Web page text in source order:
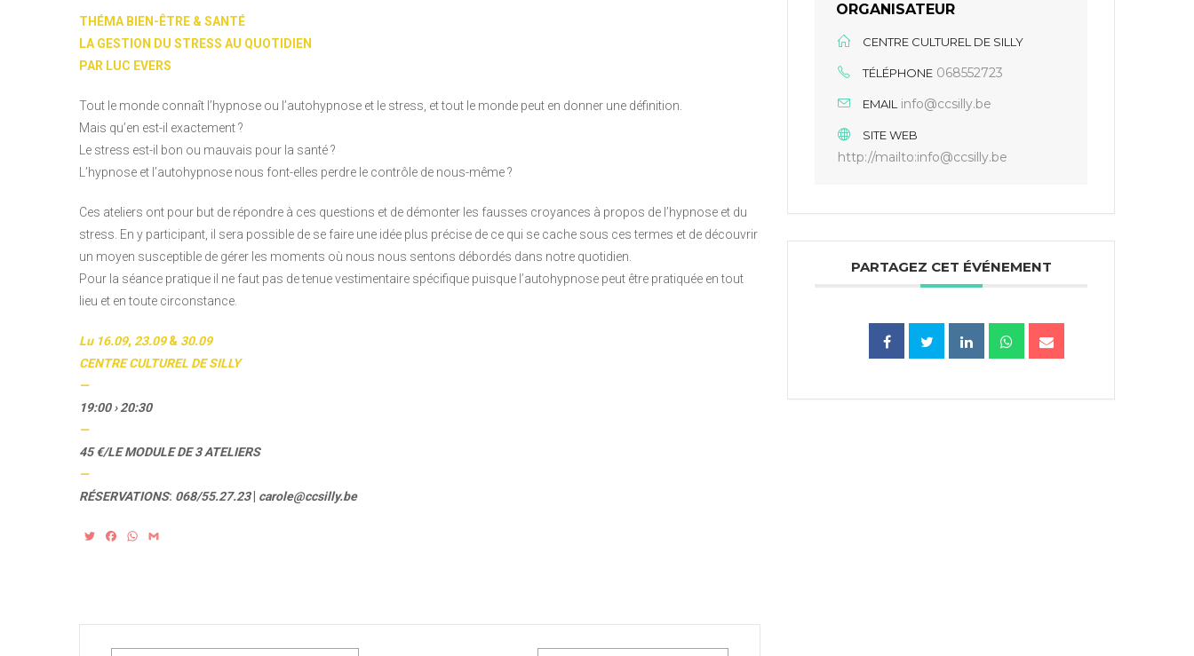
THÉMA BIEN-ÊTRE & SANTÉ
LA GESTION DU STRESS AU QUOTIDIEN
PAR LUC EVERS
Tout le monde connaît l’hypnose ou l’autohypnose et le stress, et tout le monde peut en donner une définition.
Mais qu’en est-il exactement ?
Le stress est-il bon ou mauvais pour la santé ?
L’hypnose et l’autohypnose nous font-elles perdre le contrôle de nous-même ?
Ces ateliers ont pour but de répondre à ces questions et de démonter les fausses croyances à propos de l’hypnose et du
stress. En y participant, il sera possible de se faire une idée plus précise de ce qui se cache sous ces termes et de découvrir
un moyen susceptible de gérer les moments où nous nous sentons débordés dans notre quotidien.
Pour la séance pratique il ne faut pas de tenue vestimentaire spécifique puisque l’autohypnose peut être pratiquée en tout
lieu et en toute circonstance.
Lu 16.09, 23.09& 30.09
CENTRE CULTUREL DE SILLY
—
19:00 › 20:30
—
45 €/LE MODULE DE 3 ATELIERS
—
RÉSERVATIONS: 068/55.27.23| carole@ccsilly.be
T
r
o
W
p
ORGANISATEUR
CENTRE CULTUREL DE SILLY
TÉLÉPHONE 068552723
EMAIL info@ccsilly.be
SITE WEB
http://mailto:info@ccsilly.be
PARTAGEZ CET ÉVÉNEMENT